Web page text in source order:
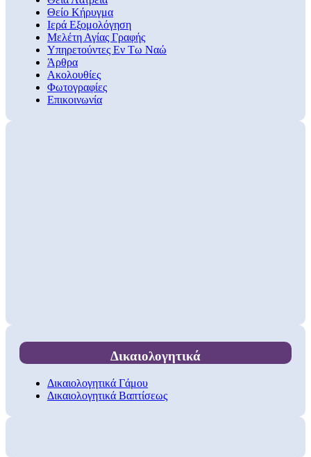
Θείο Κήρυγμα
Ιερά Εξομολόγηση
Μελέτη Αγίας Γραφής
Υπηρετούντες Εν Τω Ναώ
Άρθρα
Ακολουθίες
Φωτογραφίες
Επικοινωνία
Δικαιολογητικά
Δικαιολογητικά Γάμου
Δικαιολογητικά Βαπτίσεως